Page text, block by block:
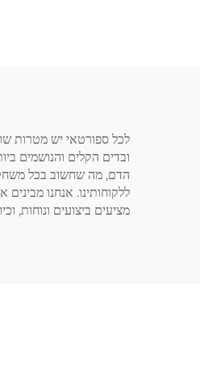
לכל ספורטאי יש מטרות
ובדים הקלים והנושמים
הדם, מה שחשוב בכל משחק.
ללקוחותינו. אנחנו
מציעים ביצועים ונוחות,